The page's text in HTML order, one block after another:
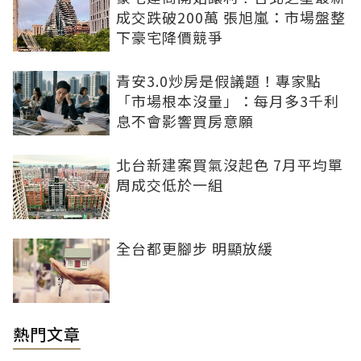
成交跌破200萬 張旭嵐：市場盤整
下豪宅降價競爭
青安3.0炒房是假議題！專家點
「市場根本沒量」：每月多3千利
息不會影響買房意願
北台新建案買氣沒起色 7月平均單
周成交低於一組
全台都更腳步 明顯放緩
熱門文章